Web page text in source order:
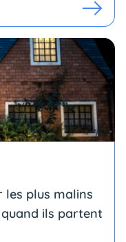
les plus malins
ils partent